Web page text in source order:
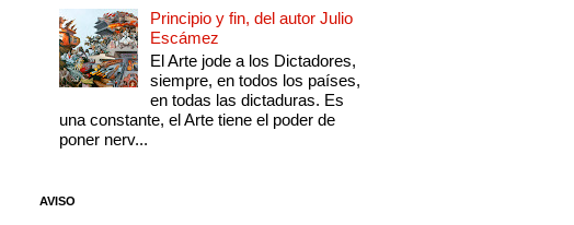
Principio y fin, del autor Julio
Escámez
El Arte jode a los Dictadores,
siempre, en todos los países,
en todas las dictaduras. Es
una constante, el Arte tiene el poder de
poner nerv...
AVISO